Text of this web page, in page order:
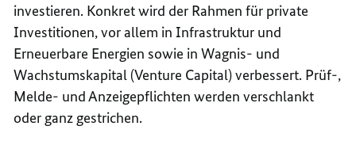
investieren. Konkret wird der Rahmen für private
Investitionen, vor allem in Infrastruktur und
Erneuerbare Energien sowie in Wagnis- und
Wachstumskapital (Venture Capital) verbessert. Prüf-,
Melde- und Anzeigepflichten werden verschlankt
oder ganz gestrichen.